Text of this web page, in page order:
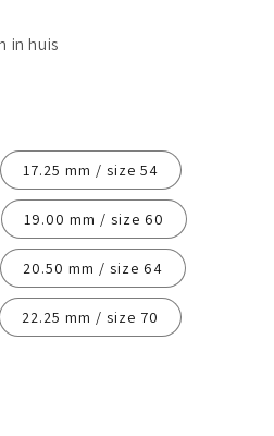
in huis
17.25 mm / size 54
19.00 mm / size 60
20.50 mm / size 64
22.25 mm / size 70